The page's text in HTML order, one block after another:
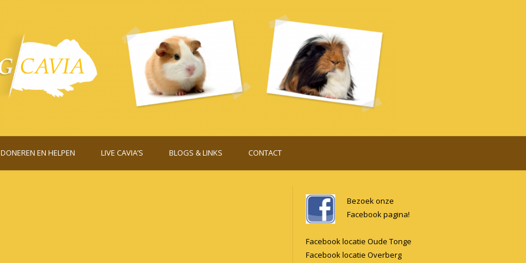
DONEREN EN HELPEN LIVE CAVIA’S BLOGS & LINKS CONTACT
Bezoek onze
Facebook pagina!
Facebook locatie Oude Tonge
Facebook locatie Overberg